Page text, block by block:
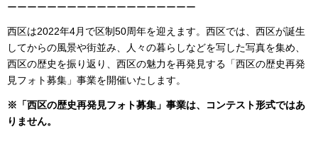
ーーーーーーーーーーーーーーーーーーー
西区は2022年4月で区制50周年を迎えます。西区では、西区が誕生
してからの風景や街並み、人々の暮らしなどを写した写真を集め、
西区の歴史を振り返り、西区の魅力を再発見する「西区の歴史再発
見フォト募集」事業を開催いたします。
※「西区の歴史再発見フォト募集」事業は、コンテスト形式ではあ
りません。